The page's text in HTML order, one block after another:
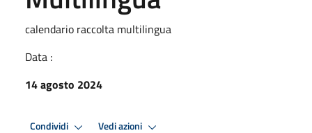
calendario raccolta multilingua
Data :
14 agosto 2024
Condividi Vedi azioni